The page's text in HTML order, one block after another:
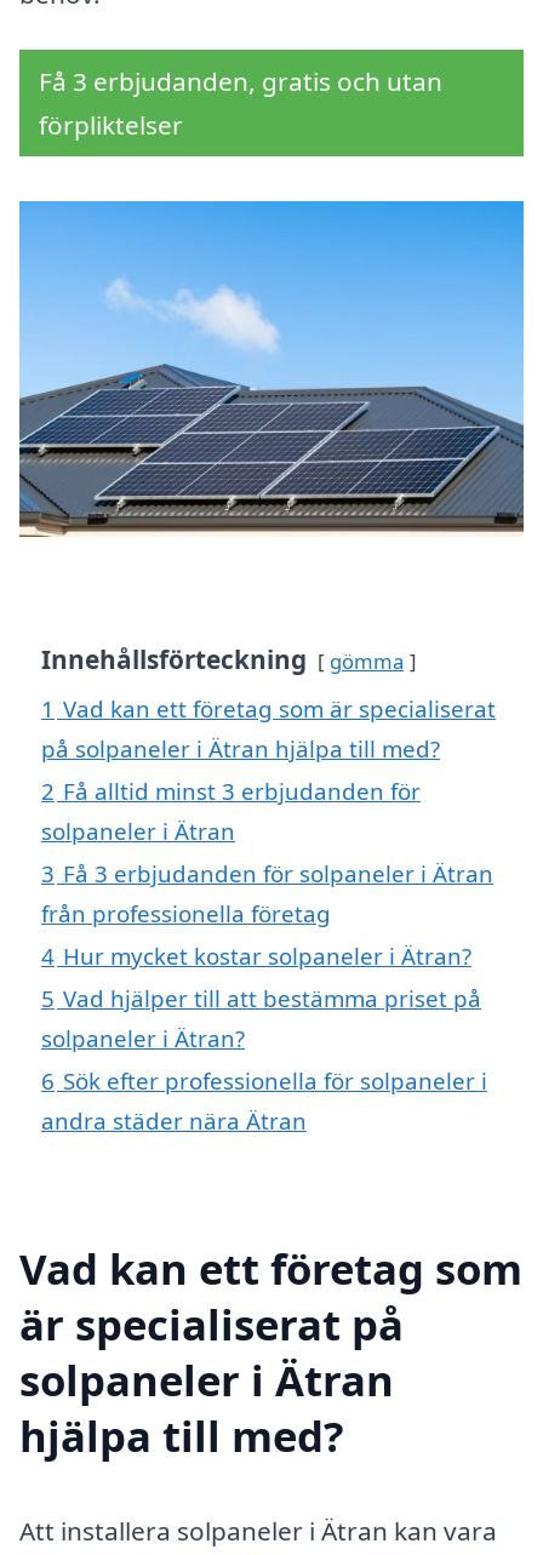
Få 3 erbjudanden, gratis och utan
förpliktelser
Innehållsförteckning gömma
1 Vad kan ett företag som är specialiserat
på solpaneler i Ätran hjälpa till med?
2 Få alltid minst 3 erbjudanden för
solpaneler i Ätran
3 Få 3 erbjudanden för solpaneler i Ätran
från professionella företag
4 Hur mycket kostar solpaneler i Ätran?
5 Vad hjälper till att bestämma priset på
solpaneler i Ätran?
6 Sök efter professionella för solpaneler i
andra städer nära Ätran
Vad kan ett företag som
är specialiserat på
solpaneler i Ätran
hjälpa till med?
Att installera solpaneler i Ätran kan vara